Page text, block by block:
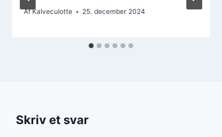
AfKalveculotte 25. december 2024
Skriv et svar